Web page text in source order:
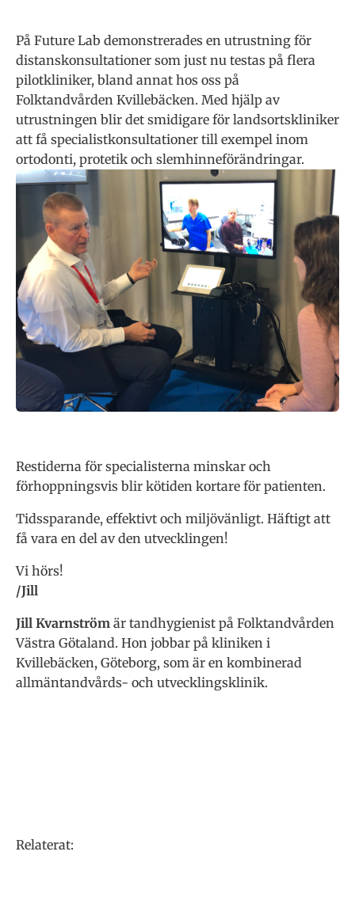
På Future Lab demonstrerades en utrustning för
distanskonsultationer som just nu testas på flera
pilotkliniker, bland annat hos oss på
Folktandvården Kvillebäcken. Med hjälp av
utrustningen blir det smidigare för landsortskliniker
att få specialistkonsultationer till exempel inom
ortodonti, protetik och slemhinneförändringar.
Restiderna för specialisterna minskar och
förhoppningsvis blir kötiden kortare för patienten.
Tidssparande, effektivt och miljövänligt. Häftigt att
få vara en del av den utvecklingen!
Vi hörs!
/Jill
Jill Kvarnström är tandhygienist på Folktandvården
Västra Götaland. Hon jobbar på kliniken i
Kvillebäcken, Göteborg, som är en kombinerad
allmäntandvårds- och utvecklingsklinik.
Relaterat: